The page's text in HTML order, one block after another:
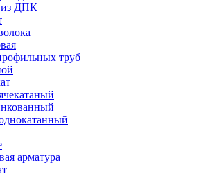
из ДПК
труб
арматура